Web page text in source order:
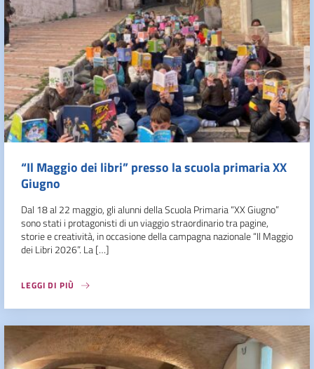
“Il Maggio dei libri” presso la scuola primaria XX
Giugno
Dal 18 al 22 maggio, gli alunni della Scuola Primaria “XX Giugno”
sono stati i protagonisti di un viaggio straordinario tra pagine,
storie e creatività, in occasione della campagna nazionale “Il Maggio
dei Libri 2026”. La […]
LEGGI DI PIÙ